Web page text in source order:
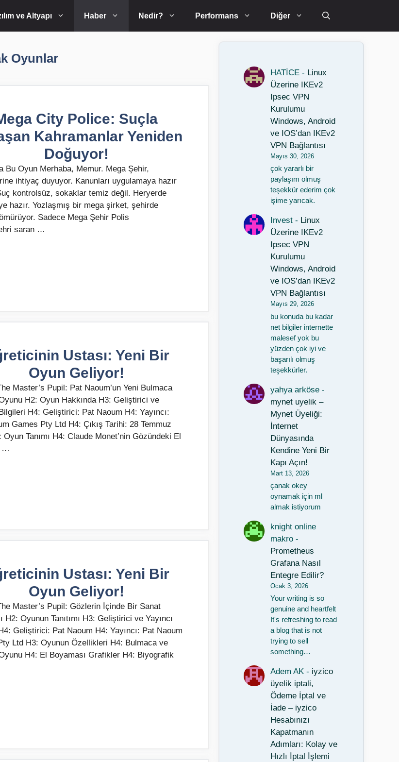
ve Altyapı Haber Nedir? Performans Diğer
Oyunlar
City Police: Suçla
Kahramanlar Yeniden
Doğuyor!
Bu Oyun Merhaba, Memur. Mega Şehir,
ihtiyaç duyuyor. Kanunları uygulamaya hazır
kontrolsüz, sokaklar temiz değil. Heryerde
hazır. Yozlaşmış bir mega şirket, şehirde
Sadece Mega Şehir Polis
saran …
Ustası: Yeni Bir
Oyun Geliyor!
Master’s Pupil: Pat Naoum’un Yeni Bulmaca
H2: Oyun Hakkında H3: Geliştirici ve
H4: Geliştirici: Pat Naoum H4: Yayıncı:
Games Pty Ltd H4: Çıkış Tarihi: 28 Temmuz
Oyun Tanımı H4: Claude Monet’nin Gözündeki El
…
Ustası: Yeni Bir
Oyun Geliyor!
Master’s Pupil: Gözlerin İçinde Bir Sanat
H2: Oyunun Tanıtımı H3: Geliştirici ve Yayıncı
Geliştirici: Pat Naoum H4: Yayıncı: Pat Naoum
Ltd H3: Oyunun Özellikleri H4: Bulmaca ve
H4: El Boyaması Grafikler H4: Biyografik
HATİCE - Linux
Üzerine IKEv2
Ipsec VPN
Kurulumu
Windows, Android
ve IOS’dan IKEv2
VPN Bağlantısı
Mayıs 30, 2026
çok yararlı bir
paylaşım olmuş
teşekkür ederim çok
işime yarıcak.
Invest - Linux
Üzerine IKEv2
Ipsec VPN
Kurulumu
Windows, Android
ve IOS’dan IKEv2
VPN Bağlantısı
Mayıs 29, 2026
bu konuda bu kadar
net bilgiler internette
malesef yok bu
yüzden çok iyi ve
başarılı olmuş
teşekkürler.
yahya arköse -
mynet uyelik –
Mynet Üyeliği:
İnternet
Dünyasında
Kendine Yeni Bir
Kapı Açın!
Mart 13, 2026
çanak okey
oynamak için ml
almak istiyorum
knight online
makro -
Prometheus
Grafana Nasıl
Entegre Edilir?
Ocak 3, 2026
Your writing is so
genuine and heartfelt
It's refreshing to read
a blog that is not
trying to sell
something…
Adem AK - iyzico
üyelik iptali,
Ödeme İptal ve
İade – iyzico
Hesabınızı
Kapatmanın
Adımları: Kolay ve
Hızlı İptal İşlemi